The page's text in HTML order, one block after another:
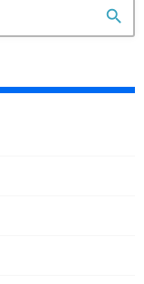
search